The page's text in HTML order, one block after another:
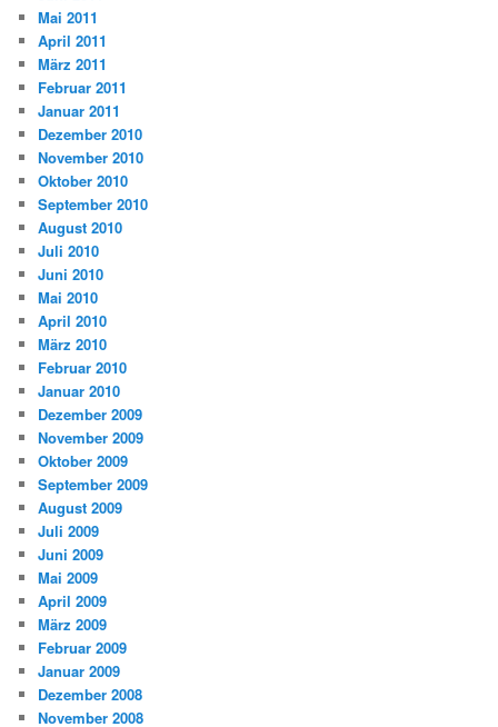
Mai 2011
April 2011
März 2011
Februar 2011
Januar 2011
Dezember 2010
November 2010
Oktober 2010
September 2010
August 2010
Juli 2010
Juni 2010
Mai 2010
April 2010
März 2010
Februar 2010
Januar 2010
Dezember 2009
November 2009
Oktober 2009
September 2009
August 2009
Juli 2009
Juni 2009
Mai 2009
April 2009
März 2009
Februar 2009
Januar 2009
Dezember 2008
November 2008